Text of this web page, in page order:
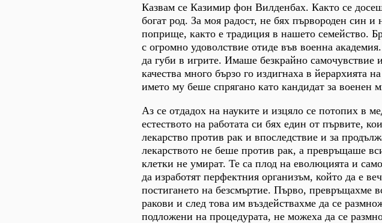
Казвам се Казимир фон Вилденбах. Както се
богат род. За моя радост, не бях първороден син
поприще, както е традиция в нашето семейство.
с огромно удоволствие отиде във военна
да губи в игрите. Имаше безкрайно самочувствие
качества много бързо го издигнаха в йерархията
името му беше спрягано като кандидат за военен
Аз се отдадох на науките и изцяло се потопих в
естеството на работата си бях един от първите,
лекарство против рак и впоследствие и за
лекарството не беше против рак, а превръщаше
клетки не умират. Те са плод на еволюцията и
да изработят перфектния организъм, който да е
постигането на безсмъртие. Първо, превръщахме
ракови и след това им въздействахме да се
подложени на процедурата, не можеха да се